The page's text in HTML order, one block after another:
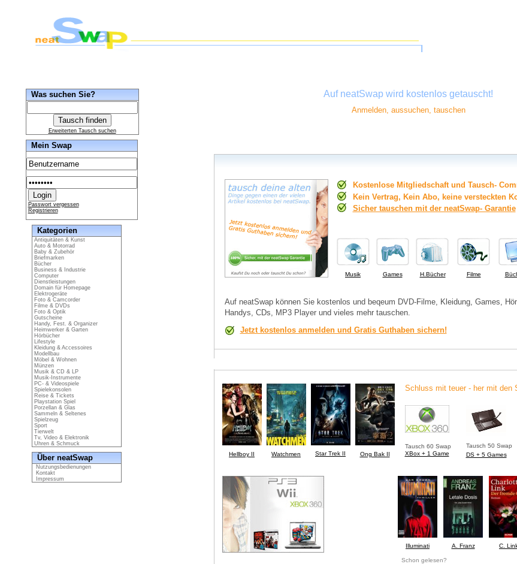
Was suchen Sie?
Erweiterten Tausch suchen
Mein Swap
Passwort vergessen
Registrieren
Kategorien
Antiquitäten & Kunst
Auto & Motorrad
Baby & Zubehör
Briefmarken
Bücher
Business & Industrie
Computer
Dienstleistungen
Domain für Homepage
Elektrogeräte
Foto & Camcorder
Filme & DVDs
Foto & Optik
Gutscheine
Handy, Fest. & Organizer
Heimwerker & Garten
Hörbücher
Lifestyle
Kleidung & Accessoires
Modellbau
Möbel & Wohnen
Münzen
Musik & CD & LP
Musik-Instrumente
PC- & Videospiele
Spielekonsolen
Reise & Tickets
Playstation Spiel
Porzellan & Glas
Sammeln & Seltenes
Spielzeug
Sport
Tierwelt
Tv, Video & Elektronik
Uhren & Schmuck
Über neatSwap
Nutzungsbedienungen
Kontakt
Impressum
Auf neatSwap wird kostenlos getauscht!
Anmelden, aussuchen, tauschen
Kostenlose Mitgliedschaft und Tausch-
Kein Vertrag, Kein Abo, keine versteckten
Sicher tauschen mit der neatSwap- Garantie
Musik Games H.Bücher Filme
Auf neatSwap können Sie kostenlos und beqeum DVD-Filme, Kleidung, Games,
Handys, CDs, MP3 Player und vieles mehr tauschen.
Jetzt kostenlos anmelden und Gratis Guthaben sichern!
Hellboy II Watchmen Star Trek II Ong Bak II
Schluss mit teuer - her mit den
Tausch 60 Swap
XBox + 1 Game
Tausch 50 Swap
DS + 5 Games
Illuminati A. Franz C.
Schon gelesen?